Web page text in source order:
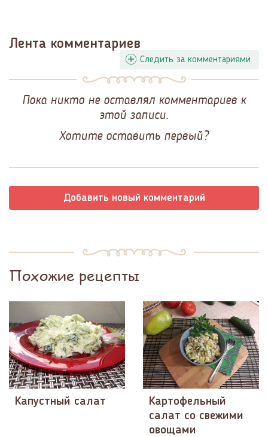
Лента комментариев
Следить за комментариями
Пока никто не оставлял комментариев к
этой записи.
Хотите оставить первый?
Добавить новый комментарий
Похожие рецепты
Капустный салат
Картофельный
салат со свежими
овощами